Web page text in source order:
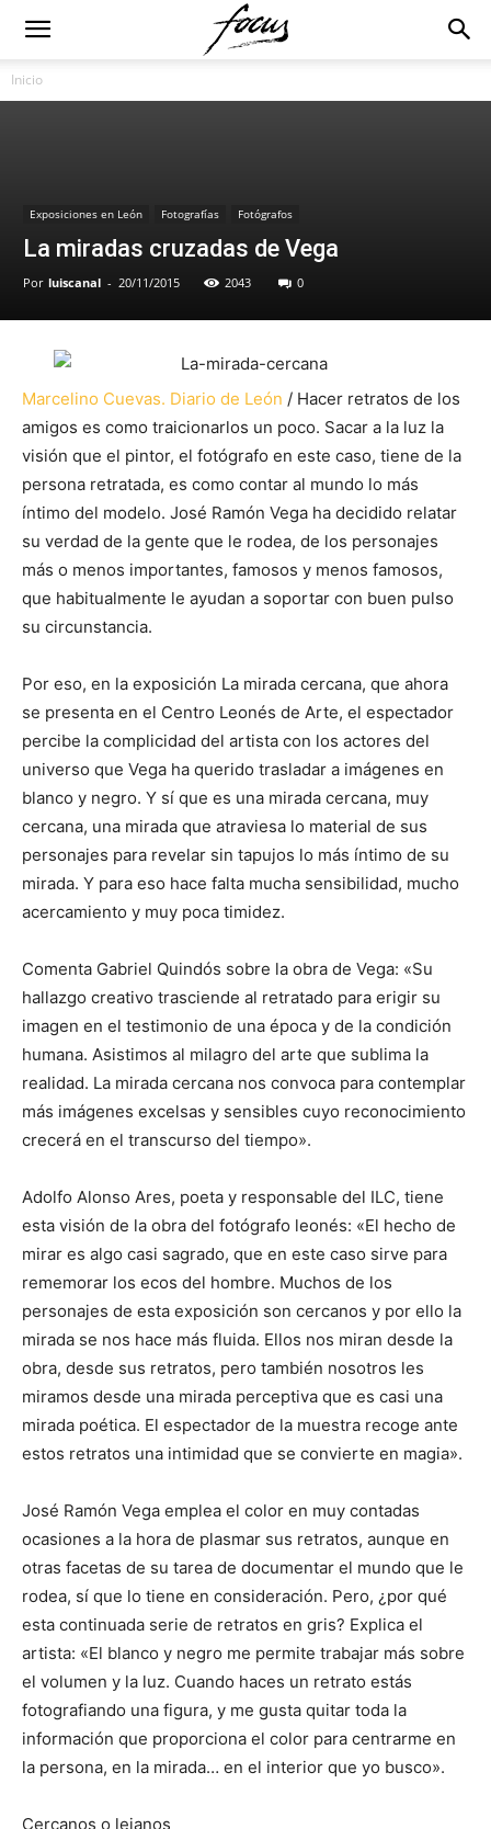
Inicio
Exposiciones en León Fotografías Fotógrafos
La miradas cruzadas de Vega
Por luiscanal - 20/11/2015 2043 0
Marcelino Cuevas. Diario de León / Hacer retratos de los
amigos es como traicionarlos un poco. Sacar a la luz la
visión que el pintor, el fotógrafo en este caso, tiene de la
persona retratada, es como contar al mundo lo más
íntimo del modelo. José Ramón Vega ha decidido relatar
su verdad de la gente que le rodea, de los personajes
más o menos importantes, famosos y menos famosos,
que habitualmente le ayudan a soportar con buen pulso
su circunstancia.
Por eso, en la exposición La mirada cercana, que ahora
se presenta en el Centro Leonés de Arte, el espectador
percibe la complicidad del artista con los actores del
universo que Vega ha querido trasladar a imágenes en
blanco y negro. Y sí que es una mirada cercana, muy
cercana, una mirada que atraviesa lo material de sus
personajes para revelar sin tapujos lo más íntimo de su
mirada. Y para eso hace falta mucha sensibilidad, mucho
acercamiento y muy poca timidez.
Comenta Gabriel Quindós sobre la obra de Vega: «Su
hallazgo creativo trasciende al retratado para erigir su
imagen en el testimonio de una época y de la condición
humana. Asistimos al milagro del arte que sublima la
realidad. La mirada cercana nos convoca para contemplar
más imágenes excelsas y sensibles cuyo reconocimiento
crecerá en el transcurso del tiempo».
Adolfo Alonso Ares, poeta y responsable del ILC, tiene
esta visión de la obra del fotógrafo leonés: «El hecho de
mirar es algo casi sagrado, que en este caso sirve para
rememorar los ecos del hombre. Muchos de los
personajes de esta exposición son cercanos y por ello la
mirada se nos hace más fluida. Ellos nos miran desde la
obra, desde sus retratos, pero también nosotros les
miramos desde una mirada perceptiva que es casi una
mirada poética. El espectador de la muestra recoge ante
estos retratos una intimidad que se convierte en magia».
José Ramón Vega emplea el color en muy contadas
ocasiones a la hora de plasmar sus retratos, aunque en
otras facetas de su tarea de documentar el mundo que le
rodea, sí que lo tiene en consideración. Pero, ¿por qué
esta continuada serie de retratos en gris? Explica el
artista: «El blanco y negro me permite trabajar más sobre
el volumen y la luz. Cuando haces un retrato estás
fotografiando una figura, y me gusta quitar toda la
información que proporciona el color para centrarme en
la persona, en la mirada… en el interior que yo busco».
Cercanos o lejanos